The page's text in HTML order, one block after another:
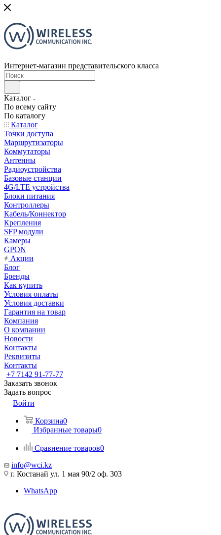
Интернет-магазин представительского класса
Каталог
По всему сайту
По каталогу
Каталог
Точки доступа
Маршрутизаторы
Коммутаторы
Антенны
Радиоустройства
Базовые станции
4G/LTE устройства
Блоки питания
Контроллеры
Кабель/Коннектор
Крепления
SFP модули
Камеры
GPON
Акции
Блог
Бренды
Как купить
Условия оплаты
Условия доставки
Гарантия на товар
Компания
О компании
Новости
Контакты
Реквизиты
Контакты
+7 7142 91-77-77
Заказать звонок
Задать вопрос
Войти
Корзина0
Избранные товары0
Сравнение товаров0
info@wci.kz
г. Костанай ул. 1 мая 90/2 оф. 303
WhatsApp